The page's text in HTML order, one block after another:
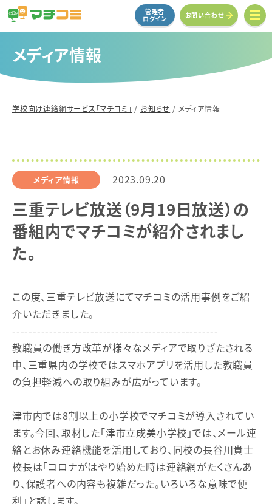
管理者
ログイン
お問い合わせ
メディア情報
学校向け連絡網サービス「マチコミ」 / お知らせ / メディア情報
メディア情報 2023.09.20
三重テレビ放送（9月19日放送）の
番組内でマチコミが紹介されまし
た。
この度、三重テレビ放送にてマチコミの活用事例をご紹
介いただきました。
--------------------------------------------------
教職員の働き方改革が様々なメディアで取りざたされる
中、三重県内の学校ではスマホアプリを活用した教職員
の負担軽減への取り組みが広がっています。
津市内では8割以上の小学校でマチコミが導入されてい
ます。今回、取材した「津市立成美小学校」では、メール連
絡とお休み連絡機能を活用しており、同校の長谷川貴士
校長は「コロナがはやり始めた時は連絡網がたくさんあ
り、保護者への内容も複雑だった。いろいろな意味で便
利」と話します。